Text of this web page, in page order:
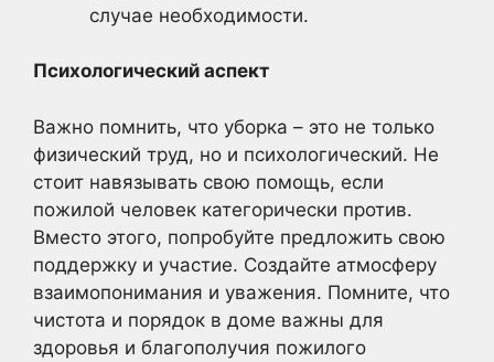
случае необходимости.
Психологический аспект
Важно помнить, что уборка – это не только
физический труд, но и психологический. Не
стоит навязывать свою помощь, если
пожилой человек категорически против.
Вместо этого, попробуйте предложить свою
поддержку и участие. Создайте атмосферу
взаимопонимания и уважения. Помните, что
чистота и порядок в доме важны для
здоровья и благополучия пожилого